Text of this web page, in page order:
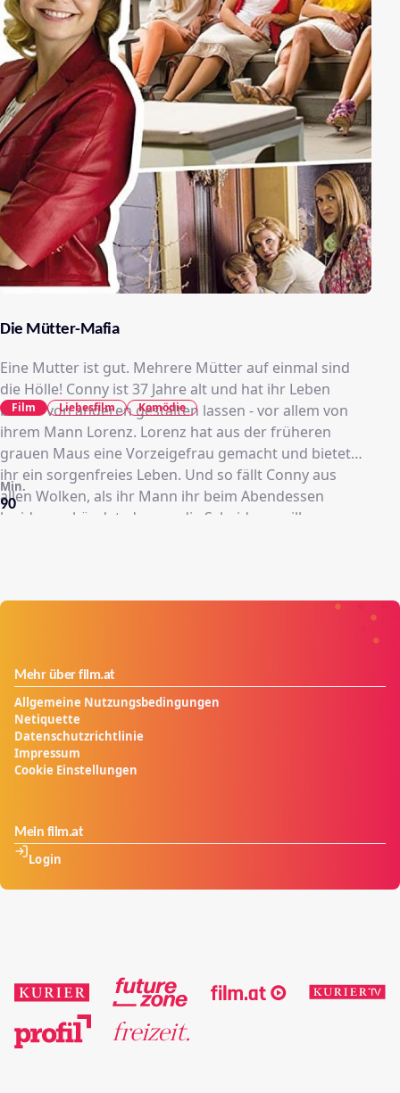
Die Mütter-Mafia
Eine Mutter ist gut. Mehrere Mütter auf einmal sind
die Hölle! Conny ist 37 Jahre alt und hat ihr Leben
bisher von anderen gestalten lassen - vor allem von
ihrem Mann Lorenz. Lorenz hat aus der früheren
grauen Maus eine Vorzeigefrau gemacht und bietet
ihr ein sorgenfreies Leben. Und so fällt Conny aus
allen Wolken, als ihr Mann ihr beim Abendessen
lapidar verkündet, dass er die Scheidung will.
Da sie sich allein für lebensunfähig hält, klammert sie
Kinder und ihre Männer so was von im Griff zu haben
scheinen. Doch bald merkt sie, dass auch diese
Fassade bröckelt.
90
Min.
Film Liebesfilm Komödie
Mehr über film.at
Allgemeine Nutzungsbedingungen
Netiquette
Datenschutzrichtlinie
Impressum
Cookie Einstellungen
Mein film.at
Login